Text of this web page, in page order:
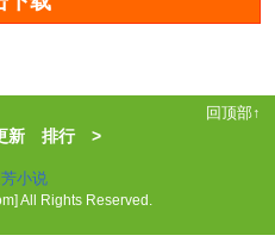
回顶部↑
新 排行>
小说
All Rights Reserved.